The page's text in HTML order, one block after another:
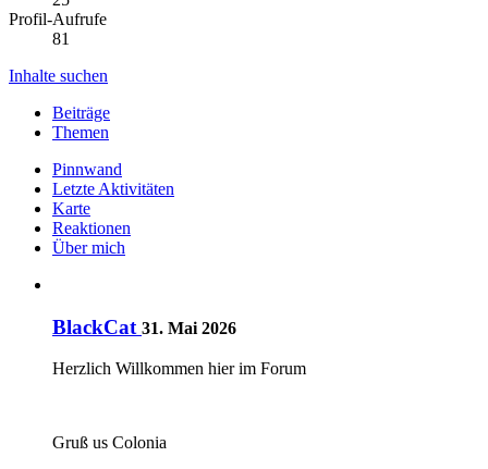
Profil-Aufrufe
81
Inhalte suchen
Beiträge
Themen
Pinnwand
Letzte Aktivitäten
Karte
Reaktionen
Über mich
BlackCat 31. Mai 2026
Herzlich Willkommen hier im Forum
Gruß us Colonia